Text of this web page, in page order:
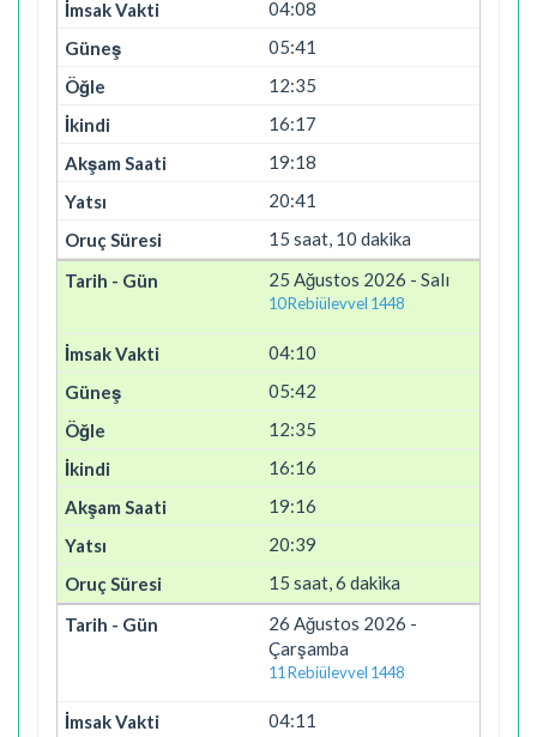
04:08
05:41
12:35
16:17
19:18
20:41
15 saat, 10 dakika
25 Ağustos 2026 - Salı
10 Rebiülevvel 1448
04:10
05:42
12:35
16:16
19:16
20:39
15 saat, 6 dakika
26 Ağustos 2026 -
Çarşamba
11 Rebiülevvel 1448
04:11